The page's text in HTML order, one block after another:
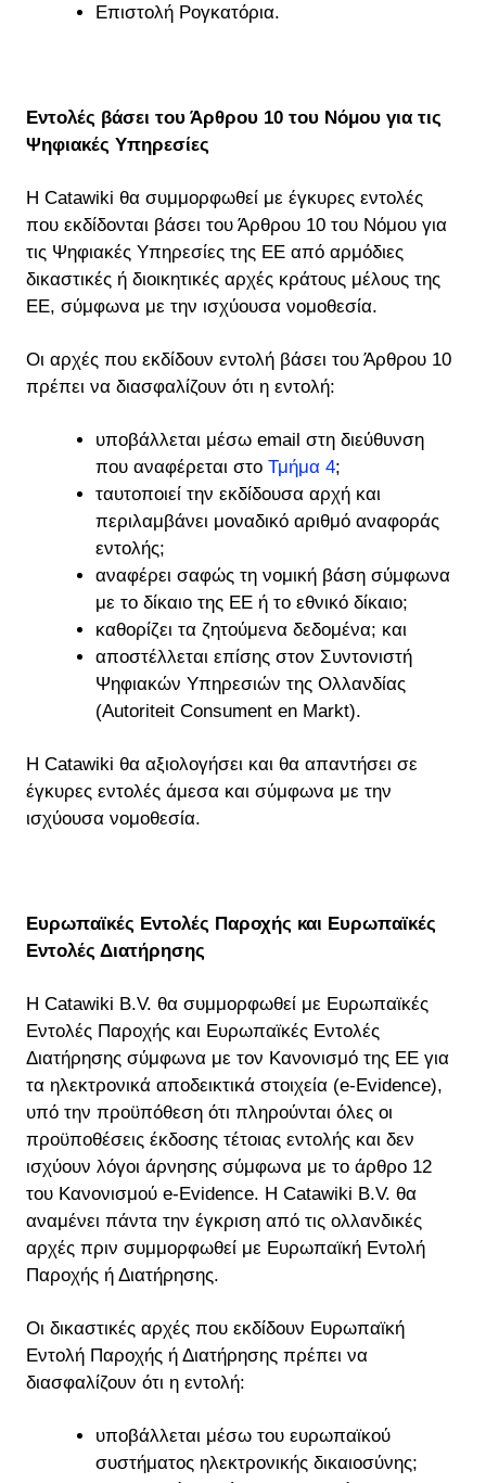
Επιστολή Ρογκατόρια.
Εντολές βάσει του Άρθρου 10 του Νόμου για τις
Ψηφιακές Υπηρεσίες
Η Catawiki θα συμμορφωθεί με έγκυρες εντολές
που εκδίδονται βάσει του Άρθρου 10 του Νόμου για
τις Ψηφιακές Υπηρεσίες της ΕΕ από αρμόδιες
δικαστικές ή διοικητικές αρχές κράτους μέλους της
ΕΕ, σύμφωνα με την ισχύουσα νομοθεσία.
Οι αρχές που εκδίδουν εντολή βάσει του Άρθρου 10
πρέπει να διασφαλίζουν ότι η εντολή:
υποβάλλεται μέσω email στη διεύθυνση
που αναφέρεται στο Τμήμα 4;
ταυτοποιεί την εκδίδουσα αρχή και
περιλαμβάνει μοναδικό αριθμό αναφοράς
εντολής;
αναφέρει σαφώς τη νομική βάση σύμφωνα
με το δίκαιο της ΕΕ ή το εθνικό δίκαιο;
καθορίζει τα ζητούμενα δεδομένα; και
αποστέλλεται επίσης στον Συντονιστή
Ψηφιακών Υπηρεσιών της Ολλανδίας
(Autoriteit Consument en Markt).
Η Catawiki θα αξιολογήσει και θα απαντήσει σε
έγκυρες εντολές άμεσα και σύμφωνα με την
ισχύουσα νομοθεσία.
Ευρωπαϊκές Εντολές Παροχής και Ευρωπαϊκές
Εντολές Διατήρησης
Η Catawiki B.V. θα συμμορφωθεί με Ευρωπαϊκές
Εντολές Παροχής και Ευρωπαϊκές Εντολές
Διατήρησης σύμφωνα με τον Κανονισμό της ΕΕ για
τα ηλεκτρονικά αποδεικτικά στοιχεία (e-Evidence),
υπό την προϋπόθεση ότι πληρούνται όλες οι
προϋποθέσεις έκδοσης τέτοιας εντολής και δεν
ισχύουν λόγοι άρνησης σύμφωνα με το άρθρο 12
του Κανονισμού e-Evidence. Η Catawiki B.V. θα
αναμένει πάντα την έγκριση από τις ολλανδικές
αρχές πριν συμμορφωθεί με Ευρωπαϊκή Εντολή
Παροχής ή Διατήρησης.
Οι δικαστικές αρχές που εκδίδουν Ευρωπαϊκή
Εντολή Παροχής ή Διατήρησης πρέπει να
διασφαλίζουν ότι η εντολή:
υποβάλλεται μέσω του ευρωπαϊκού
συστήματος ηλεκτρονικής δικαιοσύνης;